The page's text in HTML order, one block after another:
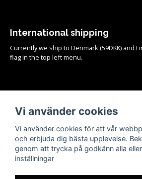
International shipping
Currently we ship to Denmark (59DKK) and
flag in the top left menu.
Se samtliga köpvillkor och mer info om
Vi använder cookies
Vi använder cookies för att vår
och erbjuda dig bästa upplevelse.
genom att trycka på godkänn alla
inställningar